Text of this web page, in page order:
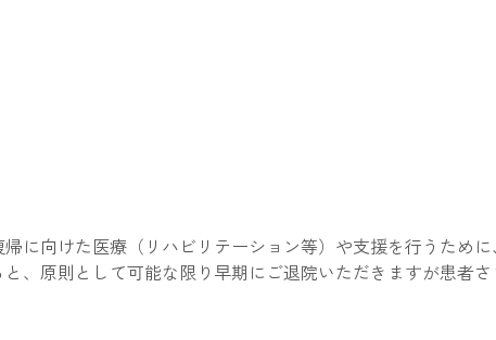
に向けた医療（リハビリテーション等）や支援を行うため
、原則として可能な限り早期にご退院いただきますが患者